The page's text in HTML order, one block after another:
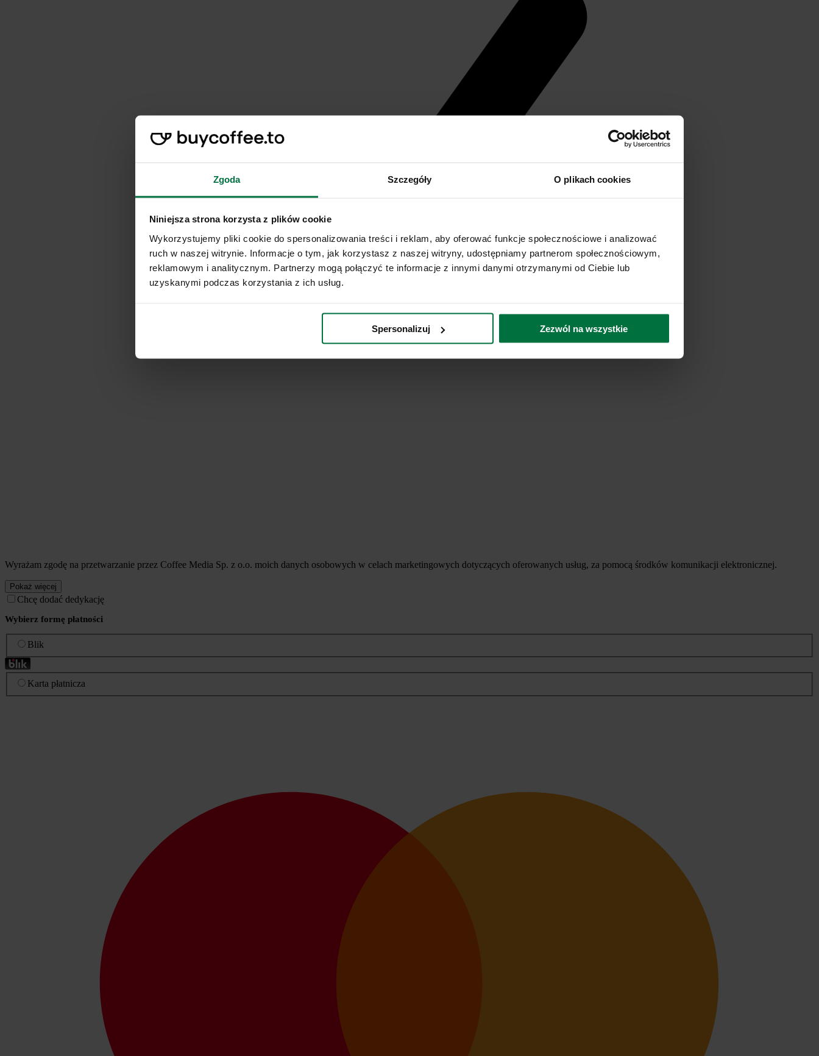
Zgoda Szczegóły O plikach cookies
Niniejsza strona korzysta z plików cookie
Wykorzystujemy pliki cookie do spersonalizowania treści i reklam, aby oferować funkcje społecznościowe i analizować
ruch w naszej witrynie. Informacje o tym, jak korzystasz z naszej witryny, udostępniamy partnerom społecznościowym,
reklamowym i analitycznym. Partnerzy mogą połączyć te informacje z innymi danymi otrzymanymi od Ciebie lub
uzyskanymi podczas korzystania z ich usług.
Spersonalizuj Zezwól na wszystkie
Wyrażam zgodę na przetwarzanie przez Coffee Media Sp. z o.o. moich danych osobowych w celach marketingowych dotyczących oferowanych usług, za pomocą środków komunikacji elektronicznej.
Pokaż więcej
Chcę dodać dedykację
Wybierz formę płatności
Blik
Karta płatnicza